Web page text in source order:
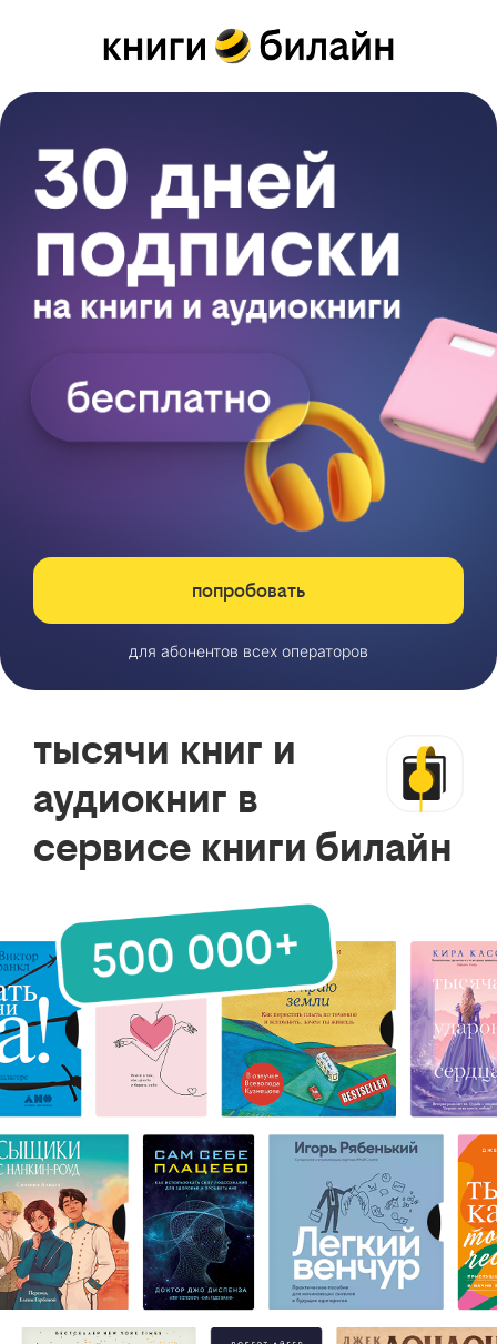
попробовать
для абонентов всех операторов
тысячи книг и
аудиокниг в
сервисе книги билайн